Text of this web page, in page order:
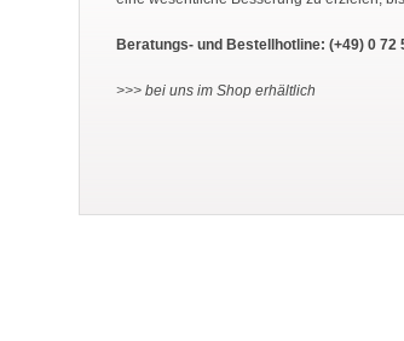
Beratungs- und Bestellhotline: (+49) 0 72
>>> bei uns im Shop erhältlich